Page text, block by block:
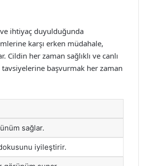
ihtiyaç duyulduğunda
karşı erken müdahale,
her zaman sağlıklı ve canlı
başvurmak her zaman
sağlar.
iyileştirir.